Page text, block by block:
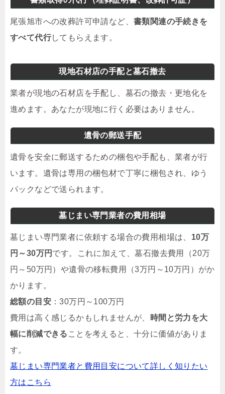
尾張旭市への改葬許可申請など、 書類関連の手続きを
すべて代行してもらえます。
現地石材店の手配と墓石撤去
業者が現地の石材店を手配し、墓石の撤去・更地化を
進めます。あなたが現地に行く必要はありません。
遺骨の郵送手配
遺骨を安全に郵送するための梱包や手配も、業者が行
います。遺骨は専用の梱包材で丁寧に梱包され、ゆう
パックなどで送られます。
墓じまい専門業者の費用相場
墓じまい専門業者に依頼する場合の費用相場は、 10万
円～30万円 です。これに加えて、墓石撤去費用（20万
円～50万円）や遺骨の移転費用（3万円～10万円）がか
かります。
総額の目安 ：30万円～100万円
費用は高く感じるかもしれませんが、
時間と労力を大
幅に削減できる ことを考えると、十分に価値がありま
す。
墓じまい専門業者と費用目安について詳しく知りたい
方はこちら